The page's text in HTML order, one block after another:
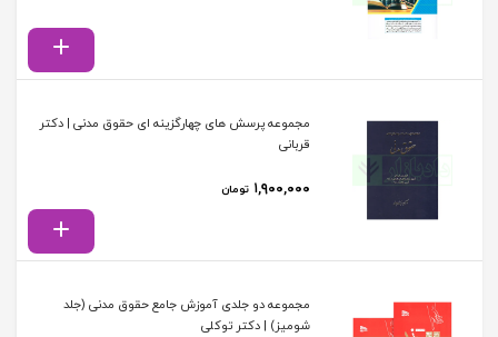
مجموعه پرسش های چهارگزینه ای حقوق مدنی | دکتر
قربانی
۱,۹۰۰,۰۰۰ تومان
مجموعه دو جلدی آموزش جامع حقوق مدنی (جلد
شومیز) | دکتر توکلی